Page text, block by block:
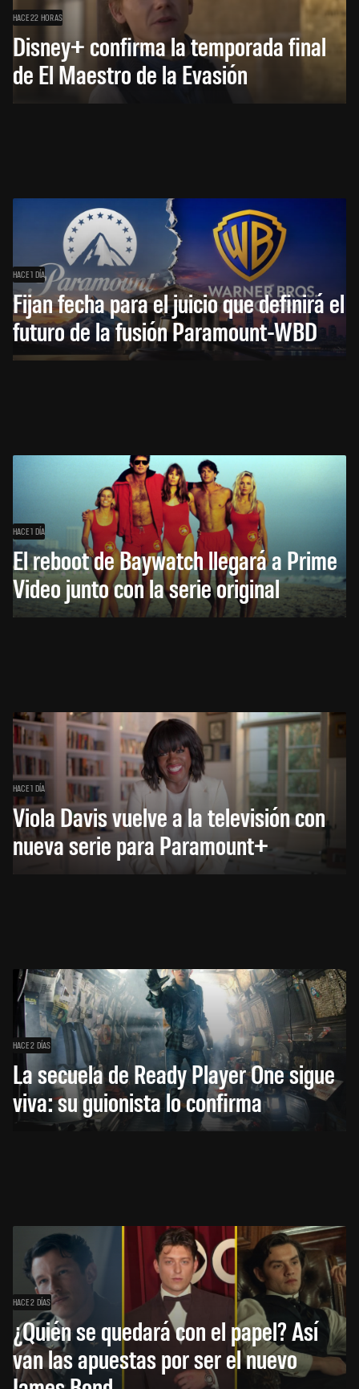
HACE 22 HORAS
Disney+ confirma la temporada final
de El Maestro de la Evasión
HACE 1 DÍA
Fijan fecha para el juicio que definirá el
futuro de la fusión Paramount-WBD
HACE 1 DÍA
El reboot de Baywatch llegará a Prime
Video junto con la serie original
HACE 1 DÍA
Viola Davis vuelve a la televisión con
nueva serie para Paramount+
HACE 2 DÍAS
La secuela de Ready Player One sigue
viva: su guionista lo confirma
HACE 2 DÍAS
¿Quién se quedará con el papel? Así
van las apuestas por ser el nuevo